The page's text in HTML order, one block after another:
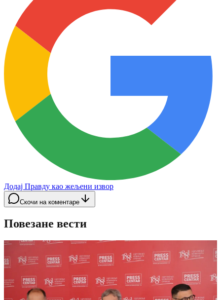
Додај Правду као жељени извор
Скочи на коментаре
Повезане вести